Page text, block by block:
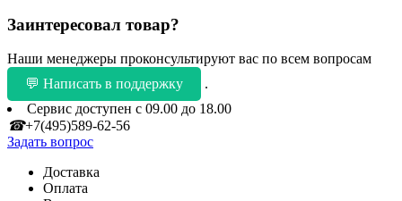
Заинтересовал товар?
Наши менеджеры проконсультируют вас по всем вопросам
💬 Написать в поддержку
.
Сервис доступен с 09.00 до 18.00
☎+7(495)589-62-56
Задать вопрос
Доставка
Оплата